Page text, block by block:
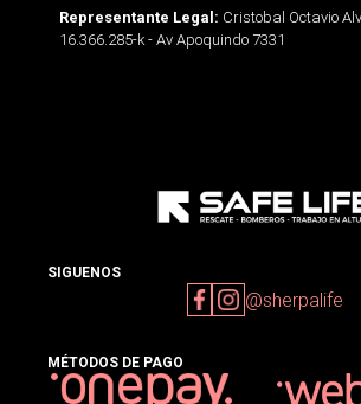
Representante Legal: Cristobal Octavio
16.366.285-k - Av Apoquindo 7331
SIGUENOS
@sherpalife
MÉTODOS DE PAGO